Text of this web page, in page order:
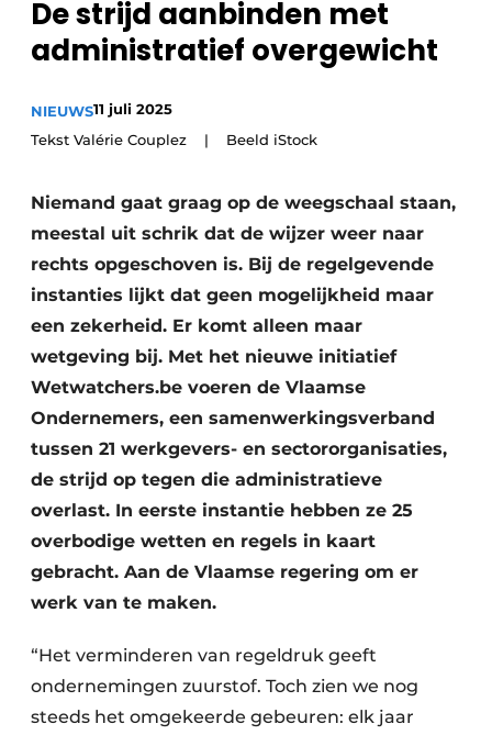
recyclingstroom in België
Vacature aanmelden
Video’s
Safety First
Kranen
Detectieapparatuur
Persen
Stofbeheersing
Uitrustingsstukken
Shredders
Transportbanden
Zeven & Brekers
Elektronisch Afval
De strijd aanbinden met
administratief overgewicht
NIEUWS11 juli 2025
Tekst Valérie Couplez | Beeld iStock
Niemand gaat graag op de weegschaal staan,
meestal uit schrik dat de wijzer weer naar
rechts opgeschoven is. Bij de regelgevende
instanties lijkt dat geen mogelijkheid maar
een zekerheid. Er komt alleen maar
wetgeving bij. Met het nieuwe initiatief
Wetwatchers.be voeren de Vlaamse
Ondernemers, een samenwerkingsverband
tussen 21 werkgevers- en sectororganisaties,
de strijd op tegen die administratieve
overlast. In eerste instantie hebben ze 25
overbodige wetten en regels in kaart
gebracht. Aan de Vlaamse regering om er
werk van te maken.
“Het verminderen van regeldruk geeft
ondernemingen zuurstof. Toch zien we nog
steeds het omgekeerde gebeuren: elk jaar